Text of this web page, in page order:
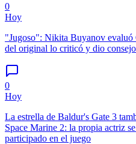
0
Hoy
"Jugoso": Nikita Buyanov evaluó
del original lo criticó y dio
0
Hoy
La estrella de Baldur's Gate 3
Space Marine 2: la propia actriz
participado en el juego